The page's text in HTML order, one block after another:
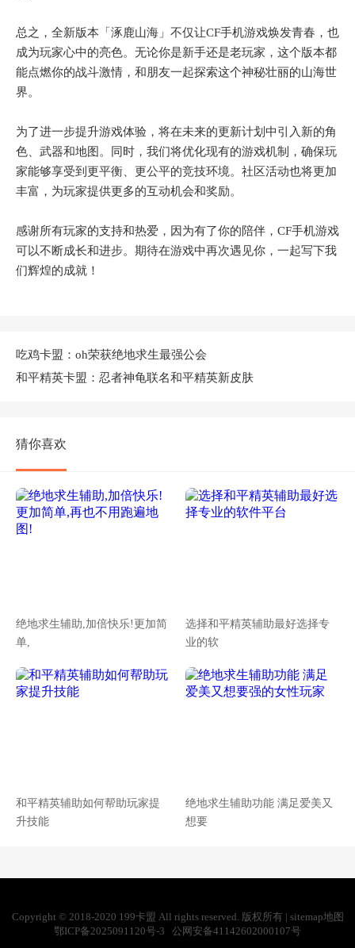
总之，全新版本「涿鹿山海」不仅让CF手机游戏焕发青春，也
成为玩家心中的亮色。无论你是新手还是老玩家，这个版本都
能点燃你的战斗激情，和朋友一起探索这个神秘壮丽的山海世
界。
为了进一步提升游戏体验，将在未来的更新计划中引入新的角
色、武器和地图。同时，我们将优化现有的游戏机制，确保玩
家能够享受到更平衡、更公平的竞技环境。社区活动也将更加
丰富，为玩家提供更多的互动机会和奖励。
感谢所有玩家的支持和热爱，因为有了你的陪伴，CF手机游戏
可以不断成长和进步。期待在游戏中再次遇见你，一起写下我
们辉煌的成就！
吃鸡卡盟：oh荣获绝地求生最强公会
和平精英卡盟：忍者神龟联名和平精英新皮肤
猜你喜欢
绝地求生辅助,加倍快乐!更加简
单,
选择和平精英辅助最好选择专
业的软
和平精英辅助如何帮助玩家提
升技能
绝地求生辅助功能 满足爱美又
想要
Copyright © 2018-2020 199卡盟 All rights reserved. 版权所有 | sitemap地图
鄂ICP备2025091120号-3
公网安备41142602000107号